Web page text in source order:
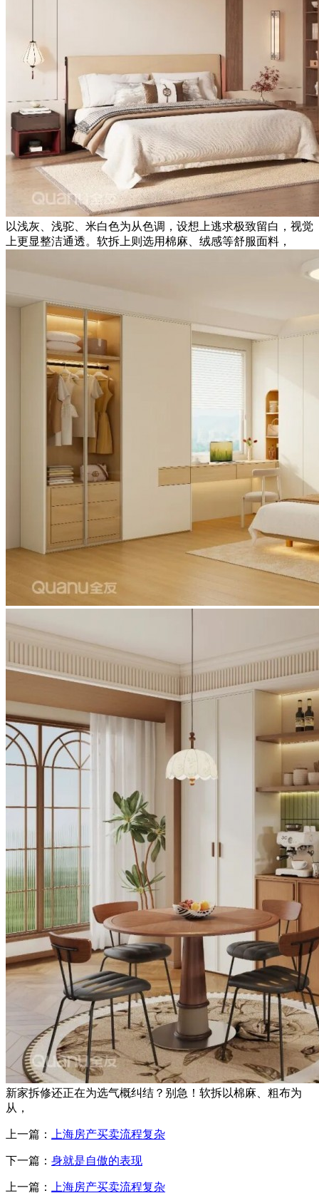
以浅灰、浅驼、米白色为从色调，设想上逃求极致留白，视觉
上更显整洁通透。软拆上则选用棉麻、绒感等舒服面料，
新家拆修还正在为选气概纠结？别急！软拆以棉麻、粗布为
从，
上一篇： 上海房产买卖流程复杂
下一篇： 身就是自傲的表现
上一篇： 上海房产买卖流程复杂